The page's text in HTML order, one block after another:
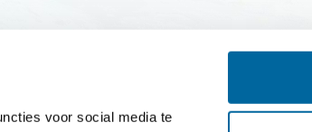
voor social media te